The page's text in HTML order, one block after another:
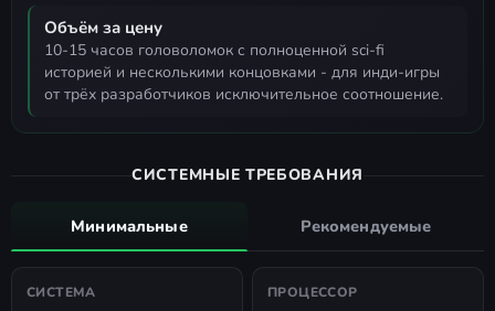
Объём за цену
10-15 часов головоломок с полноценной sci-fi
историей и несколькими концовками - для инди-игры
от трёх разработчиков исключительное соотношение.
СИСТЕМНЫЕ ТРЕБОВАНИЯ
Минимальные Рекомендуемые
СИСТЕМА ПРОЦЕССОР